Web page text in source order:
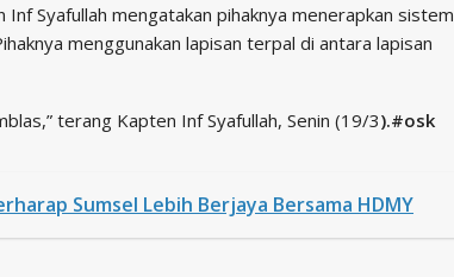
Syafullah mengatakan pihaknya menerapkan sistem
menggunakan lapisan terpal di antara lapisan
terang Kapten Inf Syafullah, Senin (19/3).#osk
Sumsel Lebih Berjaya Bersama HDMY